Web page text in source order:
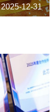
2025-12-31